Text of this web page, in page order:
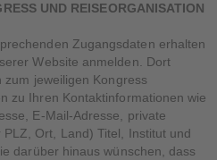
UND REISEORGANISATION
Zugangsdaten erhalten
Website anmelden. Dort
jeweiligen Kongress
zu Ihren Kontaktinformationen wie
E-Mail-Adresse, private
Ort, Land) Titel, Institut und
darüber hinaus wünschen, dass